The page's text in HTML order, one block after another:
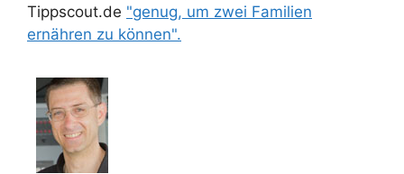
Tippscout.de "genug, um zwei Familien
ernähren zu können".